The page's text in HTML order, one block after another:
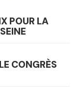
POUR LA
CONGRÈS